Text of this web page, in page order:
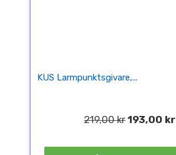
KUS Larmpunktsgivare,...
219,00 kr 193,00 kr